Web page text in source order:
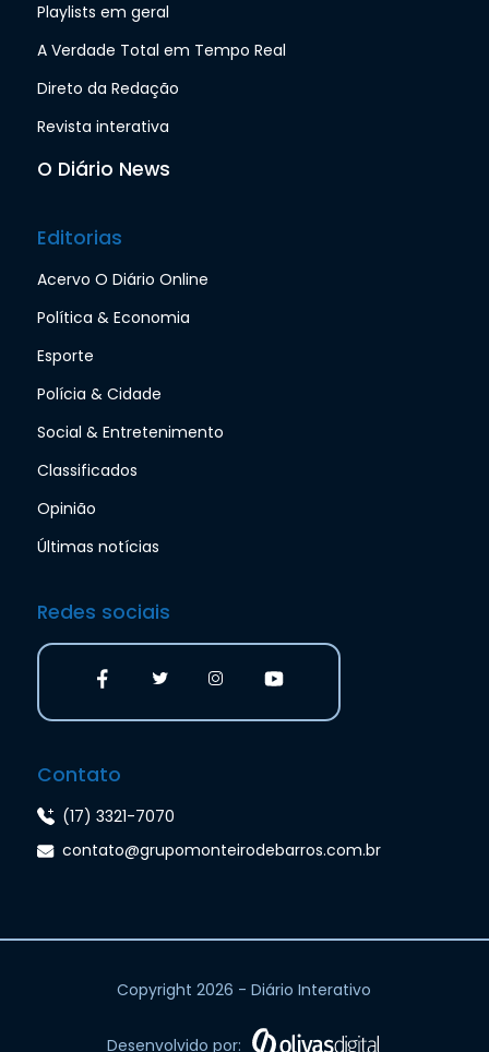
Playlists em geral
A Verdade Total em Tempo Real
Direto da Redação
Revista interativa
O Diário News
Editorias
Acervo O Diário Online
Política & Economia
Esporte
Polícia & Cidade
Social & Entretenimento
Classificados
Opinião
Últimas notícias
Redes sociais
Contato
(17) 3321-7070
contato@grupomonteirodebarros.com.br
Copyright 2026 - Diário Interativo
Desenvolvido por: